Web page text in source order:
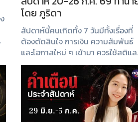
โดย ภูริดา
สัปดาห์นี้คนเกิดทั้ง 7 วันมีทั้งเรื่องที่
ต้องตัดสินใจ การเงิน ความสัมพันธ์
และโอกาสใหม่ ๆ เข้ามา ควรใช้สติแล
ความรอบคอบในการรับมือกับ
สถานการณ์ต่าง ๆ